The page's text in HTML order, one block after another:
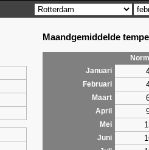
Maandgemiddelde
Januari
Februari
Maart
April
Mei
Juni